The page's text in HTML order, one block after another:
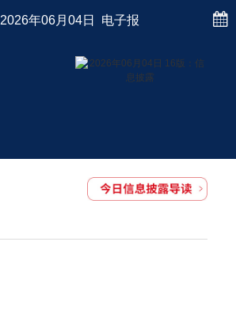
2026年06月04日 电子报